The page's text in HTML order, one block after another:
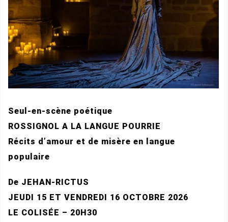
Seul-en-scène poétique
ROSSIGNOL A LA LANGUE POURRIE
Récits d’amour et de misère en langue
populaire
De JEHAN-RICTUS
JEUDI 15 ET VENDREDI 16 OCTOBRE 2026
LE COLISÉE – 20H30